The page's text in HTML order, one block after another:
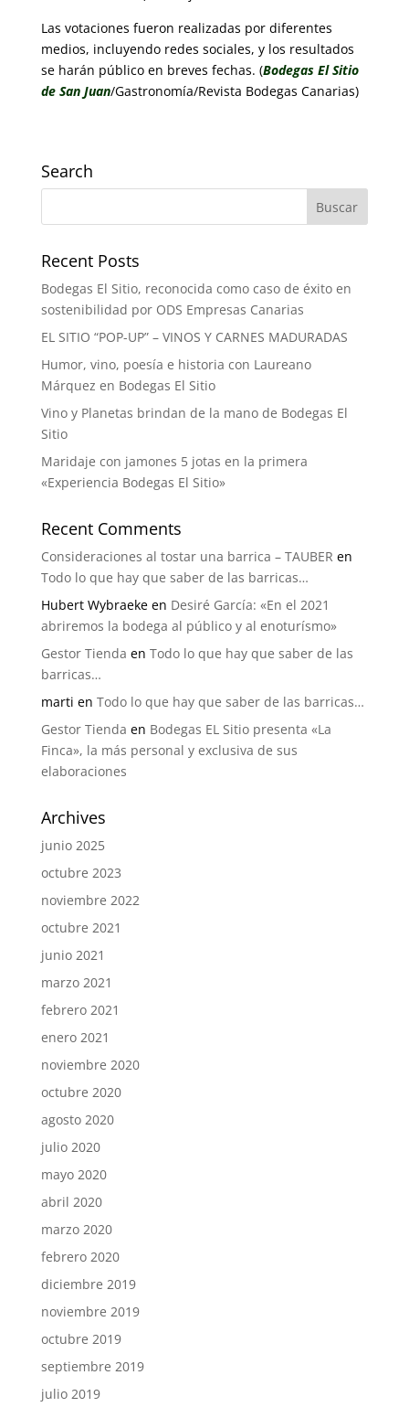
Las votaciones fueron realizadas por diferentes
medios, incluyendo redes sociales, y los resultados
se harán público en breves fechas. (Bodegas El Sitio
de San Juan/Gastronomía/Revista Bodegas Canarias)
Search
Recent Posts
Bodegas El Sitio, reconocida como caso de éxito en
sostenibilidad por ODS Empresas Canarias
EL SITIO “POP-UP” – VINOS Y CARNES MADURADAS
Humor, vino, poesía e historia con Laureano
Márquez en Bodegas El Sitio
Vino y Planetas brindan de la mano de Bodegas El
Sitio
Maridaje con jamones 5 jotas en la primera
«Experiencia Bodegas El Sitio»
Recent Comments
Consideraciones al tostar una barrica – TAUBER en
Todo lo que hay que saber de las barricas…
Hubert Wybraekeen Desiré García: «En el 2021
abriremos la bodega al público y al enoturísmo»
Gestor Tienda en Todo lo que hay que saber de las
barricas…
marti en Todo lo que hay que saber de las barricas…
Gestor Tienda en Bodegas EL Sitio presenta «La
Finca», la más personal y exclusiva de sus
elaboraciones
Archives
junio 2025
octubre 2023
noviembre 2022
octubre 2021
junio 2021
marzo 2021
febrero 2021
enero 2021
noviembre 2020
octubre 2020
agosto 2020
julio 2020
mayo 2020
abril 2020
marzo 2020
febrero 2020
diciembre 2019
noviembre 2019
octubre 2019
septiembre 2019
julio 2019